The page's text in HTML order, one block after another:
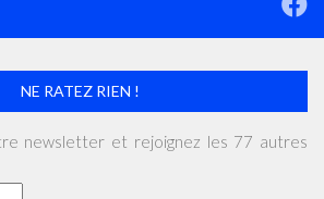
NE RATEZ RIEN !
newsletter et rejoignez les 77 autres